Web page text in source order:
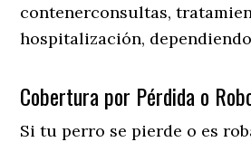
contenerconsultas,
hospitalización,
Cobertura por Pérdida o
Si tu perro se pierde o es